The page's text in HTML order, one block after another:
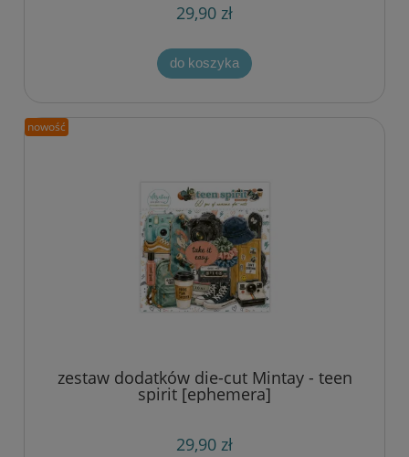
29,90 zł
do koszyka
zestaw dodatków die-cut Mintay - teen
spirit [ephemera]
29,90 zł
nowość